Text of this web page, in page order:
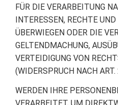
FÜR DIE VERARBEITUNG
INTERESSEN, RECHTE
ÜBERWIEGEN ODER DIE
GELTENDMACHUNG,
VERTEIDIGUNG VON
(WIDERSPRUCH NACH
WERDEN IHRE